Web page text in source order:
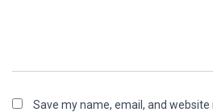
Save my name, email, and